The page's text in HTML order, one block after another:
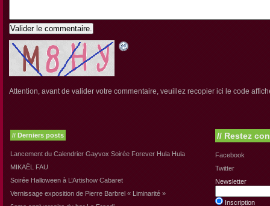
Valider le commentaire.
Attention, avant de valider votre commentaire, veuillez recopier ici le code
// Derniers posts
Lancement du Calendrier Gayvox Soirée Forever Hula Hula
MIKAËL FAU
Soirée Halloween à L’Artishow Cabaret
Vernissage exposition de Pierre Barbrel « Liminarité »
// Restez
Facebook
Twitter
Newsletter
Inscription